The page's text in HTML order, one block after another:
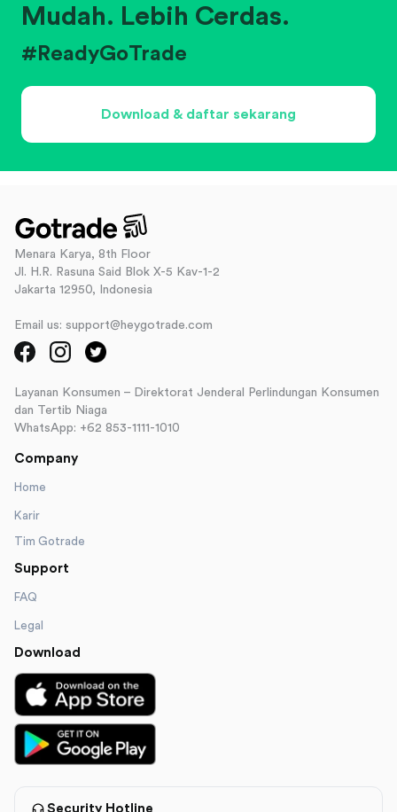
Mudah. Lebih Cerdas.
#ReadyGoTrade
Download & daftar sekarang
Menara Karya, 8th Floor
Jl. H.R. Rasuna Said Blok X-5 Kav-1-2
Jakarta 12950, Indonesia
Email us: support@heygotrade.com
Layanan Konsumen – Direktorat Jenderal Perlindungan Konsumen
dan Tertib Niaga
WhatsApp: +62 853-1111-1010
Company
Home
Karir
Tim Gotrade
Support
FAQ
Legal
Download
Security Hotline